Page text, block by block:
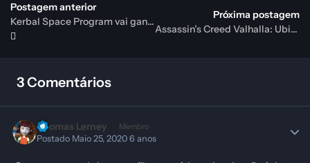
Postagem anterior
Kerbal Space Program vai ganhar missões da Agência Espacial Europeia
Próxima postagem
Assassin’s Creed Valhalla: Ubisoft se corrige e volta atrás sobre tamanho do jogo
3 Comentários
Thomas Lerney Membro
Postado Maio 25, 20206 anos